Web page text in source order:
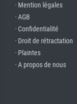
· Mention légales
· AGB
· Confidentialité
· Droit de rétractation
· Plaintes
· A propos de nous